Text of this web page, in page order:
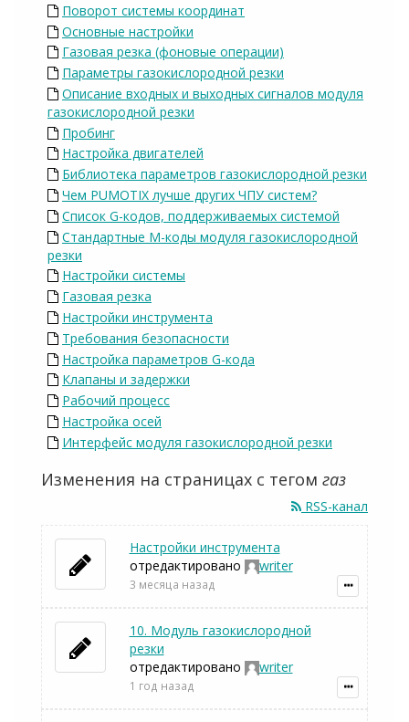
Поворот системы координат
Основные настройки
Газовая резка (фоновые операции)
Параметры газокислородной резки
Описание входных и выходных сигналов модуля
газокислородной резки
Пробинг
Настройка двигателей
Библиотека параметров газокислородной резки
Чем PUMOTIX лучше других ЧПУ систем?
Список G-кодов, поддерживаемых системой
Стандартные M-коды модуля газокислородной
резки
Настройки системы
Газовая резка
Настройки инструмента
Требования безопасности
Настройка параметров G-кода
Клапаны и задержки
Рабочий процесс
Настройка осей
Интерфейс модуля газокислородной резки
Изменения на страницах с тегом газ
RSS-канал
Настройки инструмента
отредактировано
writer
3 месяца назад
10. Модуль газокислородной
резки
отредактировано
writer
1 год назад